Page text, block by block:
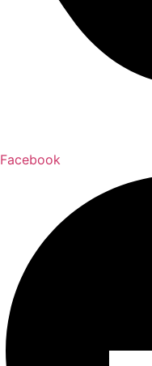
Facebook